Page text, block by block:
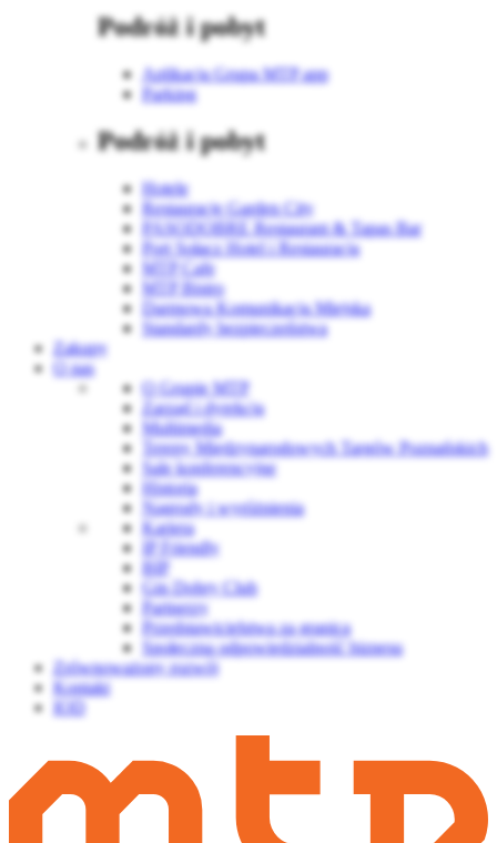
Podróż i pobyt
Aplikacja Grupa MTP app
Parking
Podróż i pobyt
Hotele
Restauracje Garden City
PASODOBRE Restaurant & Tapas Bar
Port Sołacz Hotel i Restauracja
MTP Cafe
MTP Bistro
Darmowa Komunikacja Miejska
Standardy bezpieczeństwa
Zakupy
O nas
O Grupie MTP
Zarząd i dyrekcja
Multimedia
Tereny Międzynarodowych Targów Poznańskich
Sale konferencyjne
Historia
Nagrody i wyróżnienia
Kariera
IP Friendly
BIP
Gin Dobry Club
Partnerzy
Przedstawicielstwa za granicą
Społeczna odpowiedzialność biznesu
Zrównoważony rozwój
Kontakt
IOD